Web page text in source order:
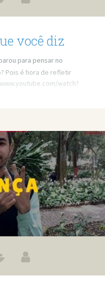
você diz
para pensar no
Pois é hora de refletir
watch?